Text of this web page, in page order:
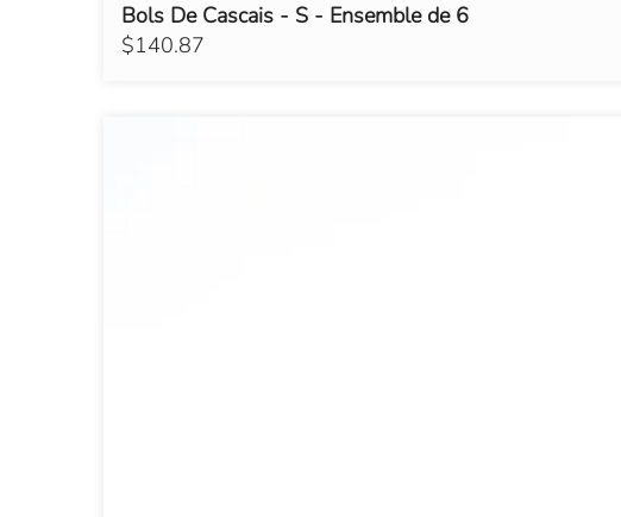
$140.87
Bols De Cascais - S - Ensemble de 6